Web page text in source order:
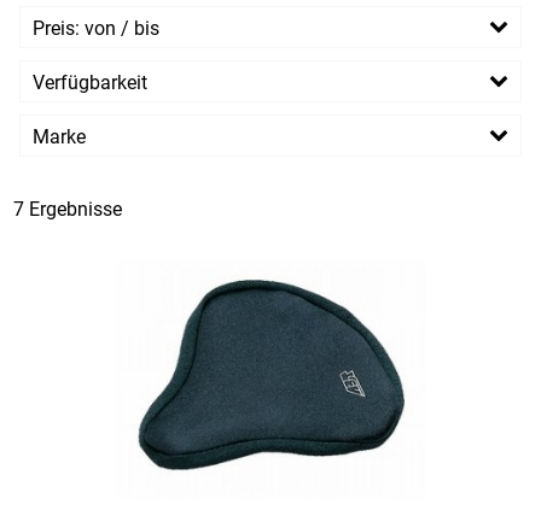
Preis: von / bis
EUR
Verfügbarkeit
Marke
7 Ergebnisse